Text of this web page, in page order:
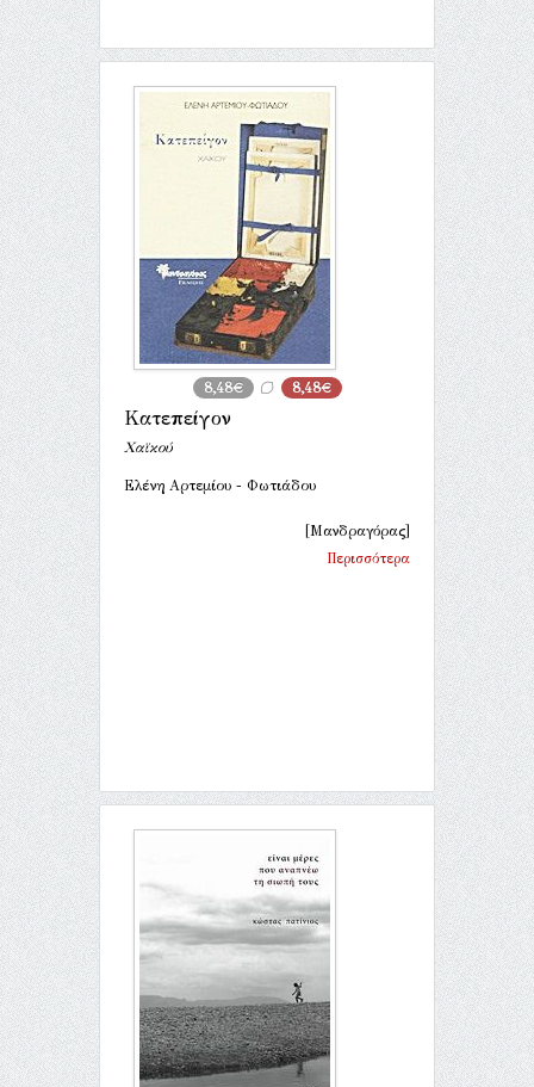
8,48€ 8,48€
Κατεπείγον
Χαϊκού
Ελένη Αρτεμίου - Φωτιάδου
[Μανδραγόρας]
Περισσότερα